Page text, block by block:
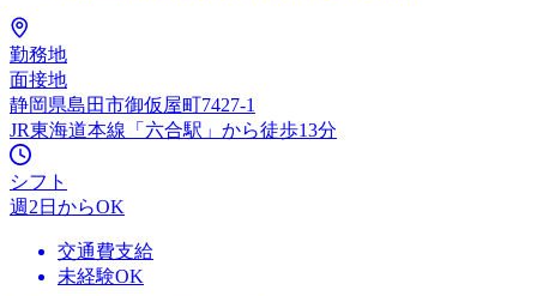
勤務地
面接地
静岡県島田市御仮屋町7427-1
JR東海道本線「六合駅」から徒歩13分
シフト
週2日からOK
交通費支給
未経験OK